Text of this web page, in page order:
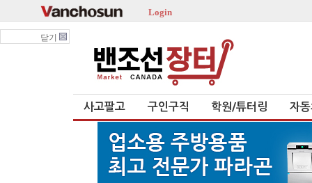
Login
닫기
사고팔고 구인구직 학원/튜터링 자